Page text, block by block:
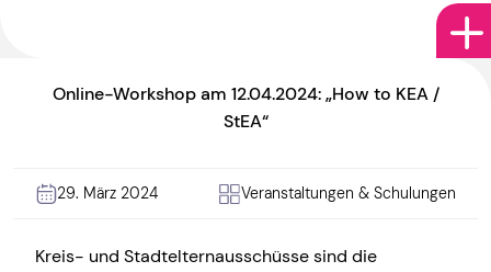
Online-Workshop am 12.04.2024: „How to KEA /
StEA“
29. März 2024 Veranstaltungen & Schulungen
Kreis- und Stadtelternausschüsse sind die